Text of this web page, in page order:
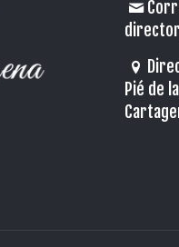
Pié de